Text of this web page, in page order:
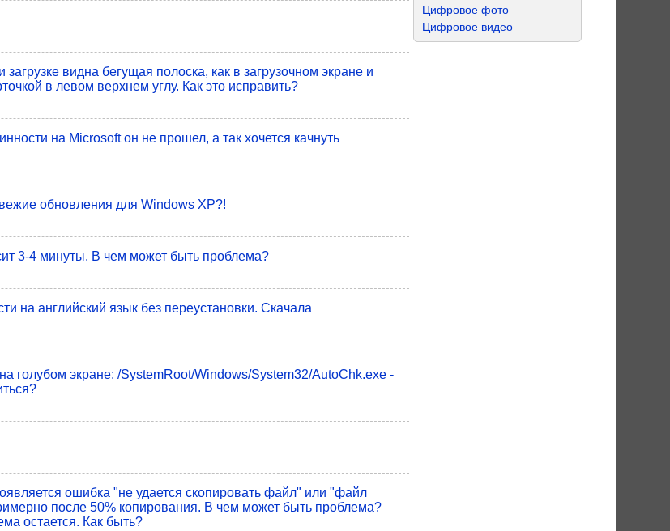
видна бегущая полоска, как в загрузочном экране и
в левом верхнем углу. Как это исправить?
на Мicrosoft он не прошел, а так хочется качнуть
обновления для Windows XP?!
3-4 минуты. В чем может быть проблема?
на английский язык без переустановки. Скачала
голубом экране: /SystemRoot/Windows/System32/AutoChk.exe -
ошибка "не удается скопировать файл" или "файл
после 50% копирования. В чем может быть проблема?
остается. Как быть?
Цифровое фото
Цифровое видео